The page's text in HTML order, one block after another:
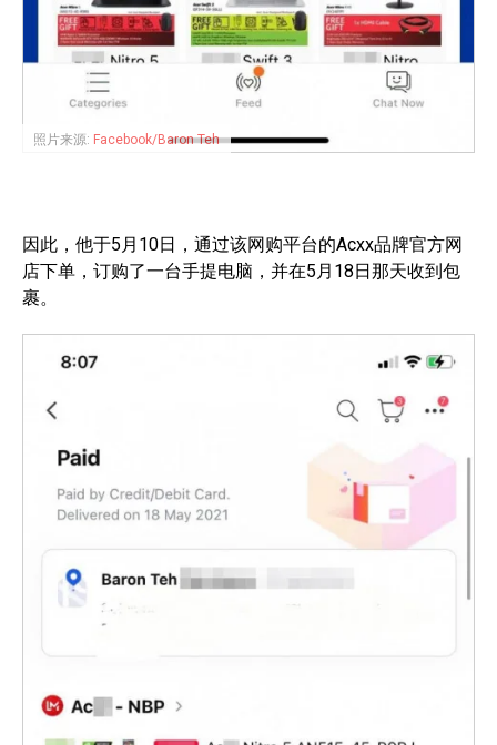
照片来源: Facebook/Baron Teh
因此，他于5月10日，通过该网购平台的Acxx品牌官方网
店下单，订购了一台手提电脑，并在5月18日那天收到包
裹。